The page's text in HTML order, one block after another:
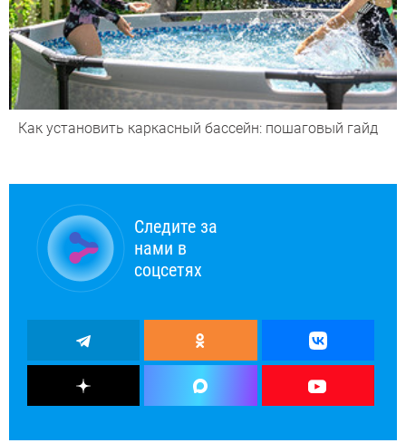
Как установить каркасный бассейн: пошаговый гайд
Следите за
нами в
соцсетях